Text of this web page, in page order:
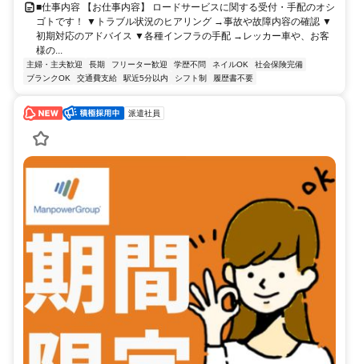
■仕事内容 【お仕事内容】 ロードサービスに関する受付・手配のオシ
ゴトです！ ▼トラブル状況のヒアリング →事故や故障内容の確認 ▼
初期対応のアドバイス ▼各種インフラの手配 →レッカー車や、お客
様の...
主婦・主夫歓迎 長期 フリーター歓迎 学歴不問 ネイルOK
社会保険完備
ブランクOK
交通費支給 駅近5分以内 シフト制 履歴書不要
派遣社員